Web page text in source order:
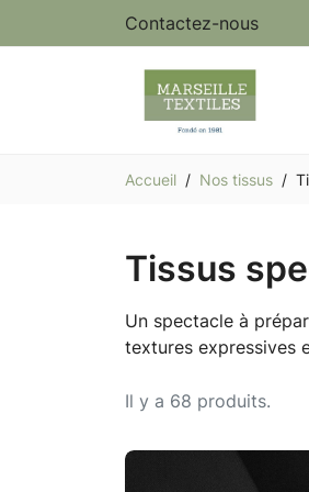
Contactez-nous
Accueil Nos tissus
Tissus
Un spectacle à
textures expressives
Il y a 68 produits.